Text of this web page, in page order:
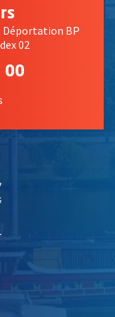
Déportation BP
02
00
, Ouvre une nouvelle